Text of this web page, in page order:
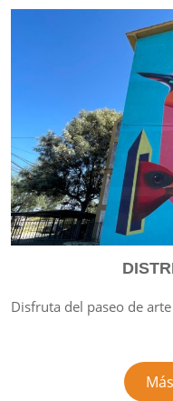
Disfruta del paseo de